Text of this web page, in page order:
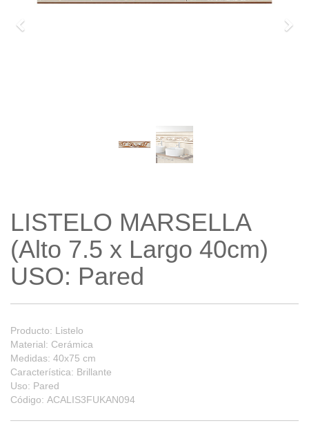
LISTELO MARSELLA
(Alto 7.5 x Largo 40cm)
USO: Pared
Producto: Listelo
Material: Cerámica
Medidas: 40x75 cm
Característica: Brillante
Uso: Pared
Código: ACALIS3FUKAN094